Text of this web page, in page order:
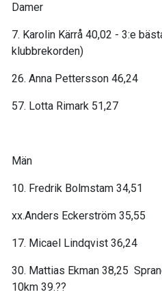
Damer
7. Karolin Kärrå 40,02 - 3:e
klubbrekorden)
26. Anna Pettersson 46,24
57. Lotta Rimark 51,27
Män
10. Fredrik Bolmstam 34,51
xx.Anders Eckerström 35,55
17. Micael Lindqvist 36,24
30. Mattias Ekman 38,25
10km 39.??